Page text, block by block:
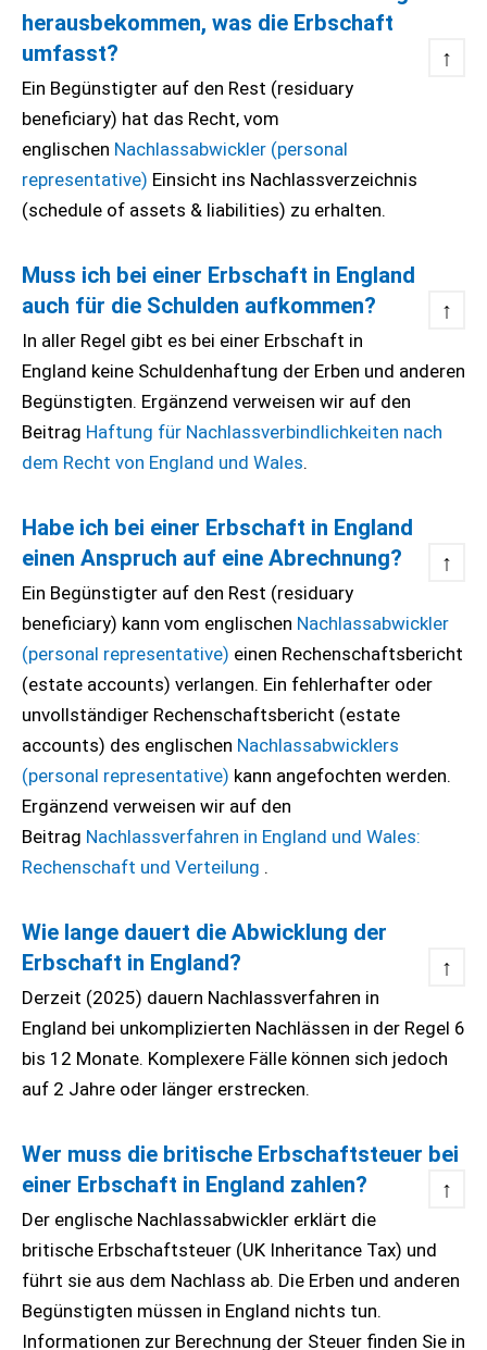
herausbekommen, was die Erbschaft
umfasst?
↑
Ein Begünstigter auf den Rest (residuary
beneficiary) hat das Recht, vom
englischen Nachlassabwickler (personal
representative) Einsicht ins Nachlassverzeichnis
(schedule of assets & liabilities) zu erhalten.
Muss ich bei einer Erbschaft in England
auch für die Schulden aufkommen?
↑
In aller Regel gibt es bei einer Erbschaft in
England keine Schuldenhaftung der Erben und anderen
Begünstigten. Ergänzend verweisen wir auf den
Beitrag Haftung für Nachlassverbindlichkeiten nach
dem Recht von England und Wales.
Habe ich bei einer Erbschaft in England
einen Anspruch auf eine Abrechnung?
↑
Ein Begünstigter auf den Rest (residuary
beneficiary) kann vom englischen Nachlassabwickler
(personal representative) einen Rechenschaftsbericht
(estate accounts) verlangen. Ein fehlerhafter oder
unvollständiger Rechenschaftsbericht (estate
accounts) des englischen Nachlassabwicklers
(personal representative) kann angefochten werden.
Ergänzend verweisen wir auf den
Beitrag Nachlassverfahren in England und Wales:
Rechenschaft und Verteilung .
Wie lange dauert die Abwicklung der
Erbschaft in England?
↑
Derzeit (2025) dauern Nachlassverfahren in
England bei unkomplizierten Nachlässen in der Regel 6
bis 12 Monate. Komplexere Fälle können sich jedoch
auf 2 Jahre oder länger erstrecken.
Wer muss die britische Erbschaftsteuer bei
einer Erbschaft in England zahlen?
↑
Der englische Nachlassabwickler erklärt die
britische Erbschaftsteuer (UK Inheritance Tax) und
führt sie aus dem Nachlass ab. Die Erben und anderen
Begünstigten müssen in England nichts tun.
Informationen zur Berechnung der Steuer finden Sie in